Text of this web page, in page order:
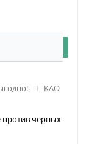
KAO
черных